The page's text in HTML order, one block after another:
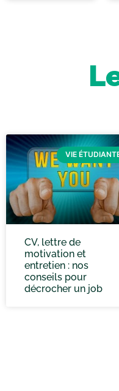
VIE
CV, lettre de
motivation et
entretien : nos
conseils pour
décrocher un job